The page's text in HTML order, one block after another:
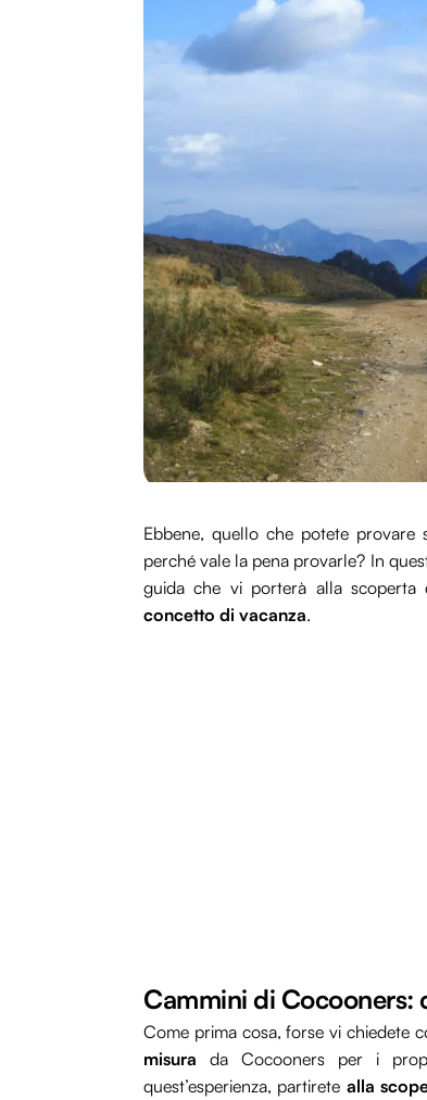
Ebbene, quello che potete provare
perché vale la pena provarle? In
guida che vi porterà alla scoperta
concetto di vacanza.
Cammini di Cocooners:
Come prima cosa, forse vi chiedete
misura da Cocooners per i
quest’esperienza, partirete alla